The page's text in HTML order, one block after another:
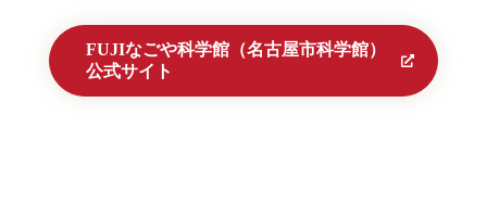
FUJIなごや科学館（名古屋市科学館）
公式サイト